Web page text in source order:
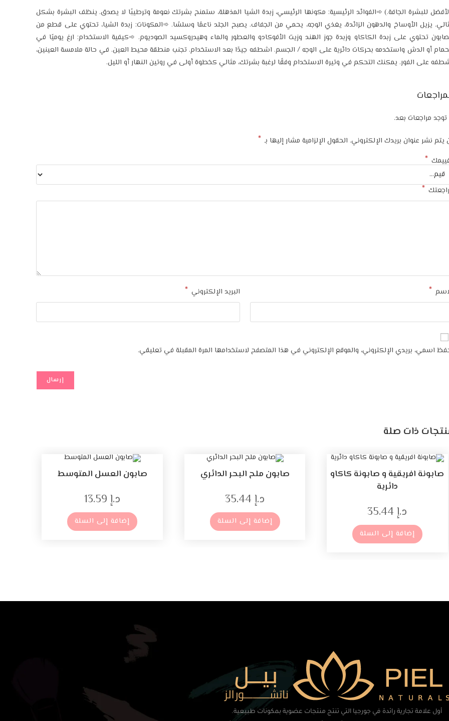
للبشرة الجافة.) ➾الفوائد الرئيسية: مكونها الرئيسي، زبدة الشيا المذهلة، ستمنح بشرتك نعومة وترطيبًا لا يصدق. ينظف البشرة بشكل
يزيل الأوساخ والدهون الزائدة، يغذي الوجه، يحمي من الجفاف. يصبح الجلد ناعمًا وسلسًا. ➾المكونات: زبدة الشيا، تحتوي على قطع من
تحتوي على زبدة الكاكاو وزبدة جوز الهند وزيت الأفوكادو والعطور والماء وهيدروكسيد الصوديوم. ➾كيفية الاستخدام: ارغِ يوميًا في
أو الدش واستخدمه بحركات دائرية على الوجه / الجسم. اشطفه جيدًا بعد الاستخدام. تجنب منطقة محيط العين. في حالة ملامسة العينين،
على الفور. يمكنك التحكم في وتيرة الاستخدام وفقًا لرغبة بشرتك، مثالي كخطوة أولى في روتين النهار أو الليل.
توجد مراجعات بعد.
يتم نشر عنوان بريدك الإلكتروني. الحقول الإلزامية مشار إليها بـ *
*
*
* البريد الإلكتروني *
اسمي، بريدي الإلكتروني، والموقع الإلكتروني في هذا المتصفح لاستخدامها المرة المقبلة في تعليقي.
ذات صلة
صابونة افريقية و صابونة كاكاو
دائرية
د.إ
إضافة إلى السلة
صابون ملح البحر الدائري
د.إ
إضافة إلى السلة
صابون العسل المتوسط
د.إ
إضافة إلى السلة
أول علامة تجارية رائدة في جورجيا التي تنتج منتجات عضوية بمكونات طبيعية.